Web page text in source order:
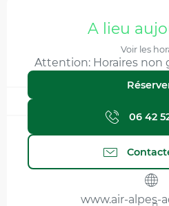
Ouverture et
A lieu
Voir les
Attention: Horaires non
06 42
www.air-alpes-